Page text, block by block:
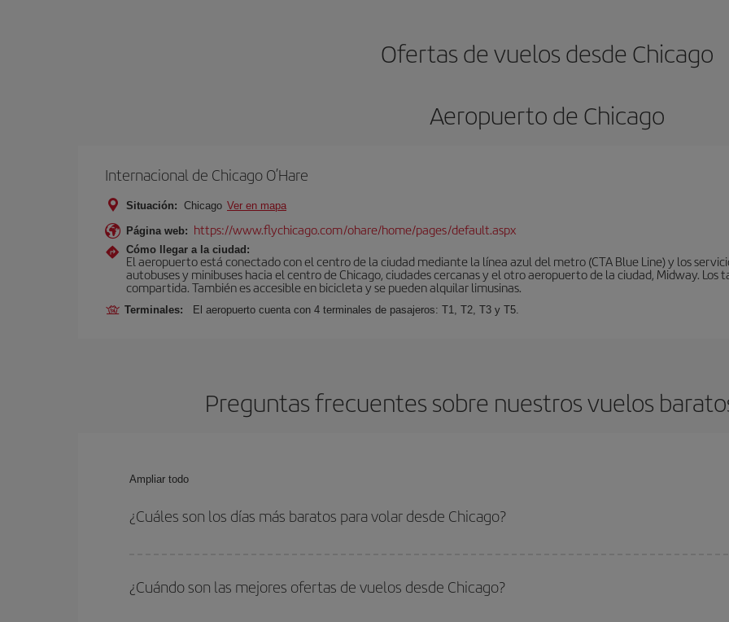
Ofertas de vuelos desde Chicago
Aeropuerto de Chicago
Internacional de Chicago O’Hare
Situación: Chicago Ver en mapa
Página web: https://www.flychicago.com/ohare/home/pages/default.aspx
Cómo llegar a la ciudad:
El aeropuerto está conectado con el centro de la ciudad mediante la línea azul del metro (CTA Blue Line) y los
autobuses y minibuses hacia el centro de Chicago, ciudades cercanas y el otro aeropuerto de la ciudad, Midway.
compartida. También es accesible en bicicleta y se pueden alquilar limusinas.
Terminales: El aeropuerto cuenta con 4 terminales de pasajeros: T1, T2, T3 y T5.
Preguntas frecuentes sobre nuestros vuelos
Ampliar todo
¿Cuáles son los días más baratos para volar desde Chicago?
quieres ir y en qué fechas habías pensado viajar. Te mostraremos los vuelos más baratos, no solo
para que puedas encontrar la mejor oferta. Además, busca en las diferentes opciones de vuelo que te ofrecemos cada día:
¿Cuándo son las mejores ofertas de vuelos desde Chicago?